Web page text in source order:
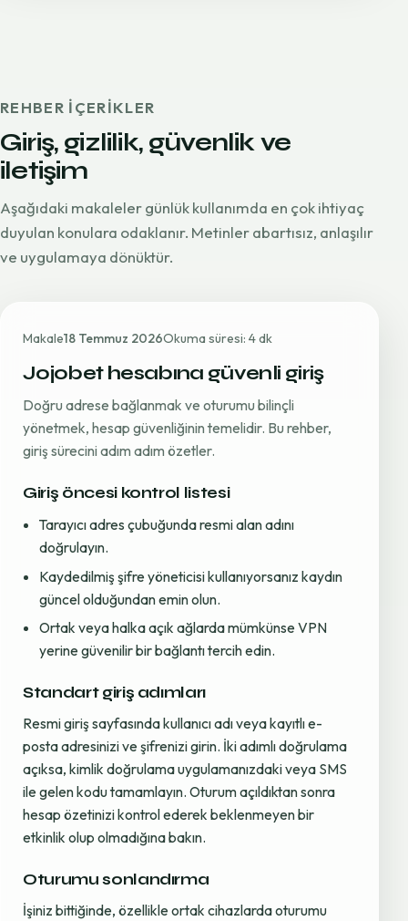
REHBER IÇERIKLER
Giriş, gizlilik, güvenlik ve
iletişim
Aşağıdaki makaleler günlük kullanımda en çok ihtiyaç
duyulan konulara odaklanır. Metinler abartısız, anlaşılır
ve uygulamaya dönüktür.
Makale18 Temmuz 2026Okuma süresi: 4 dk
Jojobet hesabına güvenli giriş
Doğru adrese bağlanmak ve oturumu bilinçli
yönetmek, hesap güvenliğinin temelidir. Bu rehber,
giriş sürecini adım adım özetler.
Giriş öncesi kontrol listesi
Tarayıcı adres çubuğunda resmi alan adını
doğrulayın.
Kaydedilmiş şifre yöneticisi kullanıyorsanız kaydın
güncel olduğundan emin olun.
Ortak veya halka açık ağlarda mümkünse VPN
yerine güvenilir bir bağlantı tercih edin.
Standart giriş adımları
Resmi giriş sayfasında kullanıcı adı veya kayıtlı e-
posta adresinizi ve şifrenizi girin. İki adımlı doğrulama
açıksa, kimlik doğrulama uygulamanızdaki veya SMS
ile gelen kodu tamamlayın. Oturum açıldıktan sonra
hesap özetinizi kontrol ederek beklenmeyen bir
etkinlik olup olmadığına bakın.
Oturumu sonlandırma
İşiniz bittiğinde, özellikle ortak cihazlarda oturumu